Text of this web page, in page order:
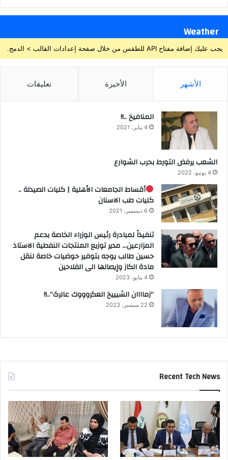
Weather
يجب عليك إضافة مفتاح API للطقس من خلال صفحة إعدادات القالب > الدمج.
الأشهر الأخيرة تعليقات
المنافيخ ..!!
4 يناير، 2021
الشعب يرفض التورط بحرب الشوارع
4 يونيو، 2022
أقساط الجامعات الأهلية | كليات الصيدلة ..
كليات طب الاسنان
6 ديسمبر، 2021
تنفيذاً لمبادرة رئيس الوزراء الخاصة بدعم
المزارعين… مدير توزيع المنتجات النفطية الاستاذ
حسين طالب يوجه بتوفير حوضيات خاصة لنقل
مادة الكاز وإيصالها الى الفلاحين
4 مايو، 2023
“زماااان الشيييخ العگروووك عالرگ”..!!
22 سبتمبر، 2023
Recent Tech News